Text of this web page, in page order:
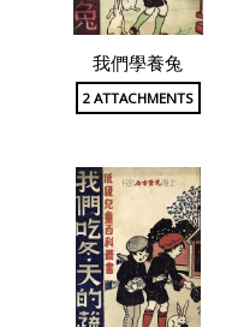
我們學養兔
2 ATTACHMENTS